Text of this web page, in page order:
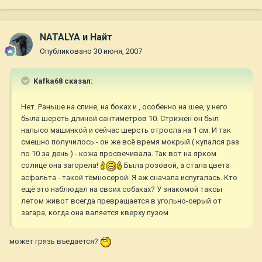
NATALYA и Найт
Опубликовано 30 июня, 2007
Kafka68 сказал:
Нет. Раньше на спине, на боках и , особенно на шее, у него
была шерсть длиной сантиметров 10. Стрижен он был
налысо машинкой и сейчас шерсть отросла на 1 см. И так
смешно получилось - он же всё время мокрый ( купался раз
по 10 за день ) - кожа просвечивала. Так вот на ярком
солнце она загорела!
Была розовой, а стала цвета
асфальта - такой тёмносерой. Я аж сначала испугалась. Кто
ещё это наблюдал на своих собаках? У знакомой таксы
летом живот всегда превращается в угольно-серый от
загара, когда она валяется кверху пузом.
может грязь въедается?